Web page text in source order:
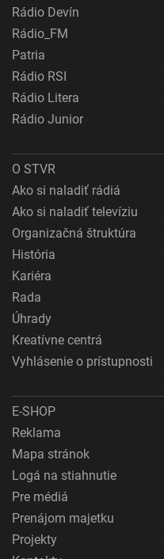
Rádio Devín
Rádio_FM
Patria
Rádio RSI
Rádio Litera
Rádio Junior
O STVR
Ako si naladiť rádiá
Ako si naladiť televíziu
Organizačná štruktúra
História
Kariéra
Rada
Úhrady
Kreatívne centrá
Vyhlásenie o prístupnosti
E-SHOP
Reklama
Mapa stránok
Logá na stiahnutie
Pre médiá
Prenájom majetku
Projekty